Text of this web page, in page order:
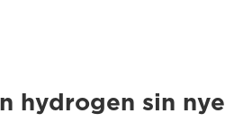
hydrogen sin nye